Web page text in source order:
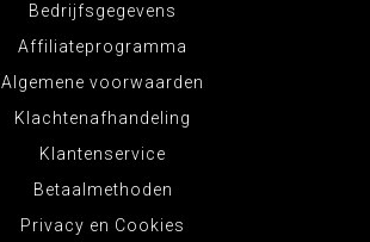
Bedrijfsgegevens
Affiliateprogramma
Algemene voorwaarden
Klachtenafhandeling
Klantenservice
Betaalmethoden
Privacy en Cookies